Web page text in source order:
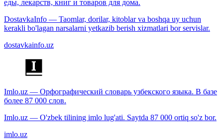
еды, лекарств, книг и товаров для дома.
DostavkaInfo — Taomlar, dorilar, kitoblar va boshqa uy uchun
kerakli bo'lagan narsalarni yetkazib berish xizmatlari bor servislar.
dostavkainfo.uz
Imlo.uz — Орфографический словарь узбекского языка. В базе
более 87 000 слов.
Imlo.uz — O'zbek tilining imlo lug'ati. Saytda 87 000 ortiq so'z bor.
imlo.uz